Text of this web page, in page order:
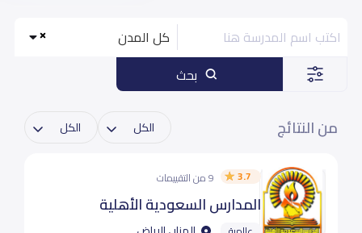
كل المدن
من النتائج
3.7 9 من التقييمات
المدارس السعودية الأهلية